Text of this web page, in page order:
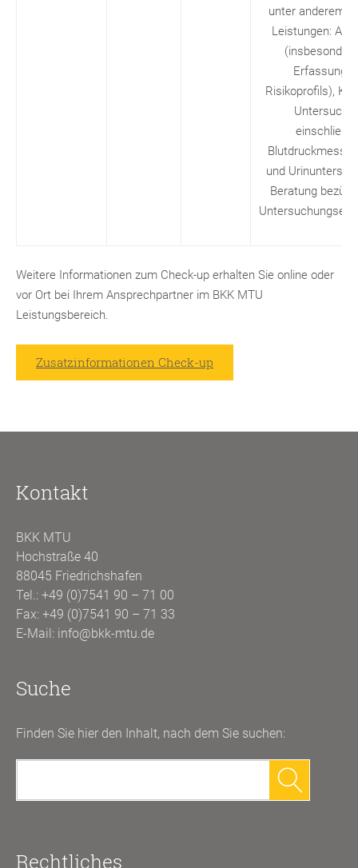
unter anderem
Leistungen:
Erfassung
Risikoprofils),
und
Beratung
Weitere Informationen zum Check-up erhalten Sie online oder
vor Ort bei Ihrem Ansprechpartner im BKK MTU
Leistungsbereich.
Zusatzinformationen Check-up
Kontakt
BKK MTU
Hochstraße 40
88045 Friedrichshafen
Tel.: +49 (0)7541 90 – 71 00
Fax: +49 (0)7541 90 – 71 33
E-Mail: info@bkk-mtu.de
Suche
Finden Sie hier den Inhalt, nach dem Sie suchen:
Suchen
Rechtliches